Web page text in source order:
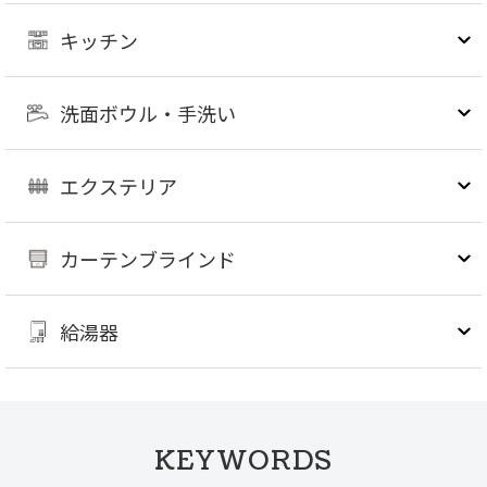
キッチン
洗面ボウル・手洗い
エクステリア
カーテンブラインド
給湯器
KEYWORDS